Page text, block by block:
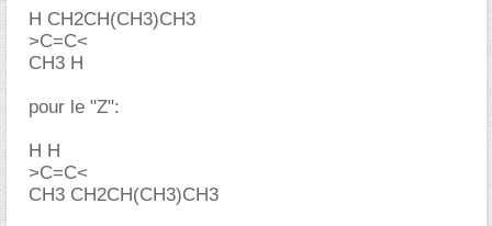
H CH2CH(CH3)CH3
>C=C<
CH3 H
pour le "Z":
H H
>C=C<
CH3 CH2CH(CH3)CH3